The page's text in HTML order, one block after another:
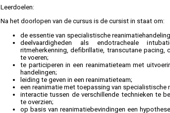
Leerdoelen:
Na het doorlopen van de cursus is de cursist in staat om:
de essentie van specialistische
deelvaardigheden als endotracheale
ritmeherkenning, defibrillatie, transcutane pacing,
te voeren;
te participeren in een reanimatieteam met
handelingen;
leiding te geven in een reanimatieteam;
een reanimatie met toepassing van specialistische
interactie tussen de verschillende technieken te
te overzien;
op basis van reanimatiebevindingen een